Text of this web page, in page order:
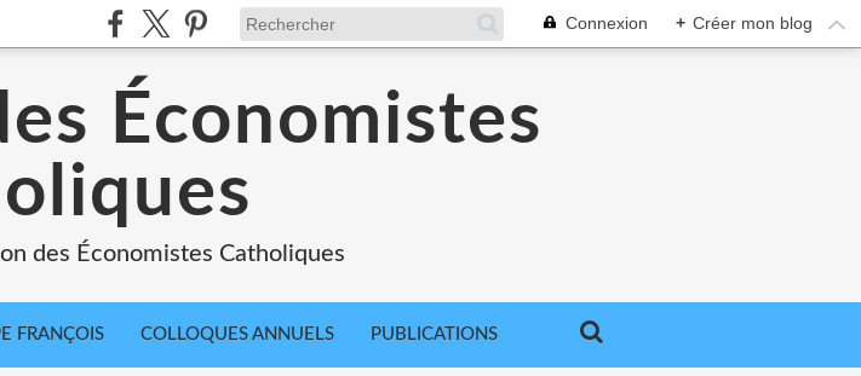
Connexion + Créer mon blog
Économistes
des Économistes Catholiques
FRANÇOIS COLLOQUES ANNUELS PUBLICATIONS